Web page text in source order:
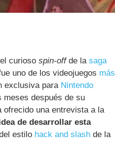
curioso spin-offde la saga
uno de los videojuegos más
exclusiva para Nintendo
meses después de su
ofrecido una entrevista a la
de desarrollar esta
estilo hack and slash de la